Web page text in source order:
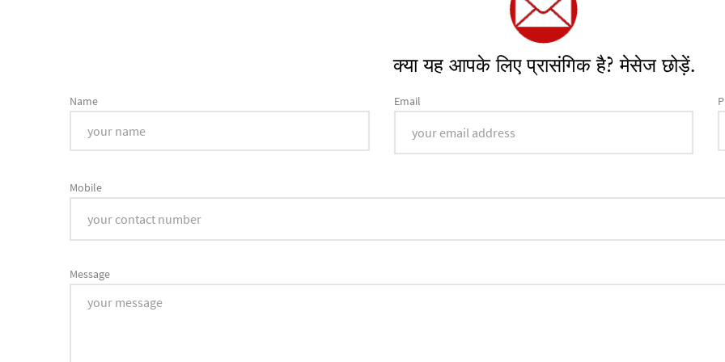
क्या यह आपके लिए प्रासंगिक है? मेसेज छोड़ें.
Name Email
Mobile
Message